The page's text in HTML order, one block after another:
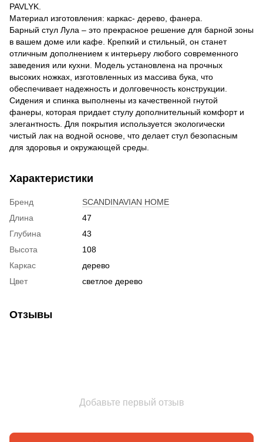
PAVLYK.
Материал изготовления: каркас- дерево, фанера.
Барный стул Лула – это прекрасное решение для барной зоны
в вашем доме или кафе. Крепкий и стильный, он станет
отличным дополнением к интерьеру любого современного
заведения или кухни. Модель установлена на прочных
высоких ножках, изготовленных из массива бука, что
обеспечивает надежность и долговечность конструкции.
Сидения и спинка выполнены из качественной гнутой
фанеры, которая придает стулу дополнительный комфорт и
элегантность. Для покрытия используется экологически
чистый лак на водной основе, что делает стул безопасным
для здоровья и окружающей среды.
Характеристики
Бренд
SCANDINAVIAN HOME
Длина
47
Глубина
43
Высота
108
Каркас
дерево
Цвет
светлое дерево
Отзывы
Добавьте первый отзыв